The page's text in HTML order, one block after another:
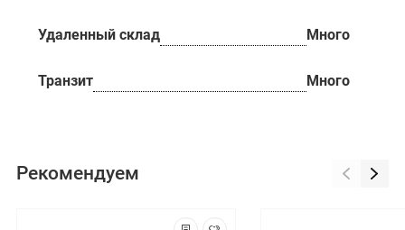
Удаленный склад Много
Транзит Много
Рекомендуем